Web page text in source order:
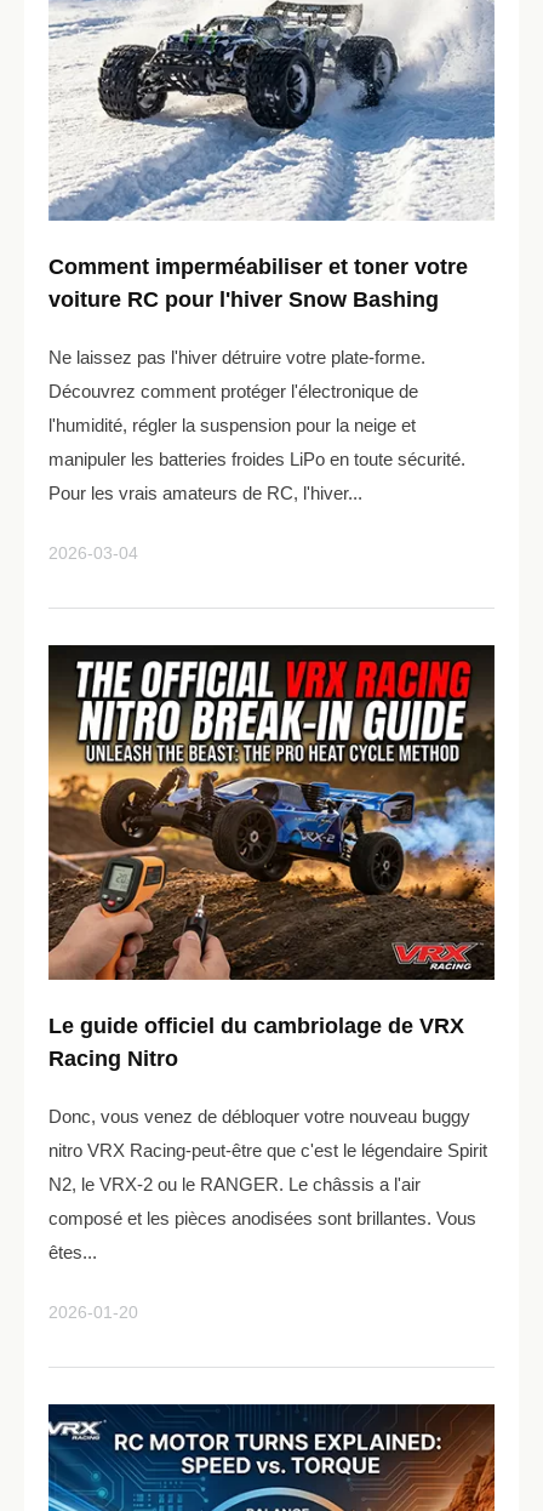
Comment imperméabiliser et toner votre
voiture RC pour l'hiver Snow Bashing
Ne laissez pas l'hiver détruire votre plate-forme.
Découvrez comment protéger l'électronique de
l'humidité, régler la suspension pour la neige et
manipuler les batteries froides LiPo en toute sécurité.
Pour les vrais amateurs de RC, l'hiver...
2026-03-04
Le guide officiel du cambriolage de VRX
Racing Nitro
Donc, vous venez de débloquer votre nouveau buggy
nitro VRX Racing-peut-être que c'est le légendaire Spirit
N2, le VRX-2 ou le RANGER. Le châssis a l'air
composé et les pièces anodisées sont brillantes. Vous
êtes...
2026-01-20